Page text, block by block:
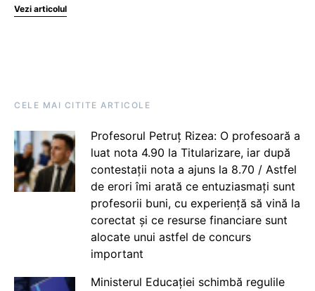
Vezi articolul
CELE MAI CITITE ARTICOLE
Profesorul Petruț Rizea: O profesoară a
luat nota 4.90 la Titularizare, iar după
contestații nota a ajuns la 8.70 / Astfel
de erori îmi arată ce entuziasmați sunt
profesorii buni, cu experiență să vină la
corectat și ce resurse financiare sunt
alocate unui astfel de concurs
important
Ministerul Educației schimbă regulile